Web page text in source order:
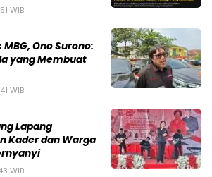
WIB
Ono Surono:
yang Membuat
WIB
Lapang
Kader dan Warga
WIB